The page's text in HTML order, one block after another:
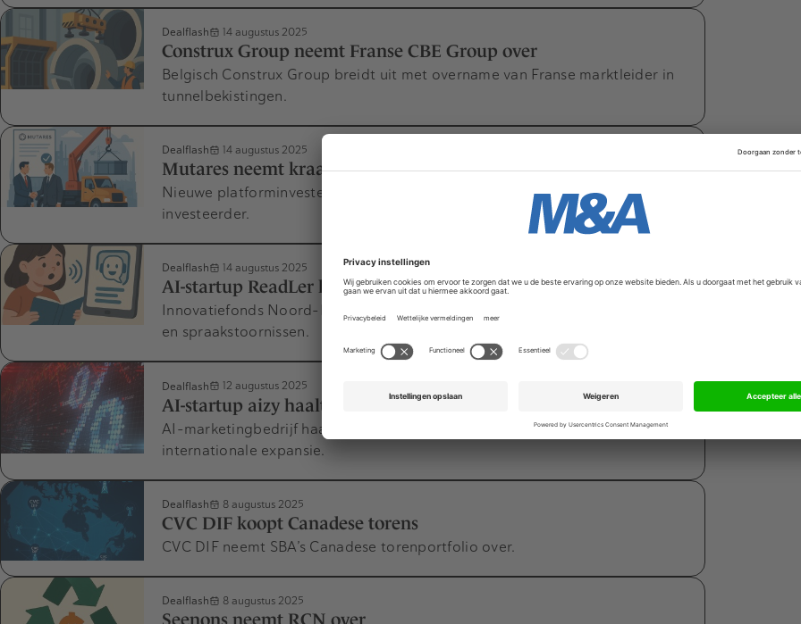
Dealflash 14 augustus 2025
Construx Group neemt Franse CBE Group over
Belgisch Construx Group breidt uit met overname van Franse marktleider in
tunnelbekistingen.
Dealflash 14 augustus 2025
Mutares neemt kraanactiviteiten Hyva over
Nieuwe platforminvestering versterkt Goods & Services-segment van Duitse
investeerder.
Dealflash 14 augustus 2025
AI-startup ReadLer haalt 350.000 euro op voor spraakassistent
Innovatiefonds Noord-Holland investeert in AI-tool voor kinderen met taal-
en spraakstoornissen.
Dealflash 12 augustus 2025
AI-startup aizy haalt 1,5 miljoen op voor internationale groei
AI-marketingbedrijf haalt groeigeld op en versterkt management voor
internationale expansie.
Dealflash 8 augustus 2025
CVC DIF koopt Canadese torens
CVC DIF neemt SBA’s Canadese torenportfolio over.
Dealflash 8 augustus 2025
Seenons neemt RCN over